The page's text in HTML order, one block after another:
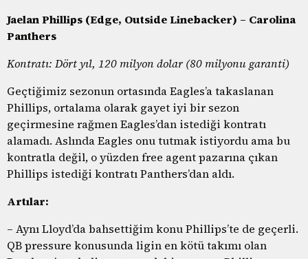
Jaelan Phillips (Edge, Outside Linebacker) – Carolina
Panthers
Kontratı: Dört yıl, 120 milyon dolar (80 milyonu garanti)
Geçtiğimiz sezonun ortasında Eagles’a takaslanan
Phillips, ortalama olarak gayet iyi bir sezon
geçirmesine rağmen Eagles’dan istediği kontratı
alamadı. Aslında Eagles onu tutmak istiyordu ama bu
kontratla değil, o yüzden free agent pazarına çıkan
Phillips istediği kontratı Panthers’dan aldı.
Artılar:
– Aynı Lloyd’da bahsettiğim konu Phillips’te de geçerli.
QB pressure konusunda ligin en kötü takımı olan